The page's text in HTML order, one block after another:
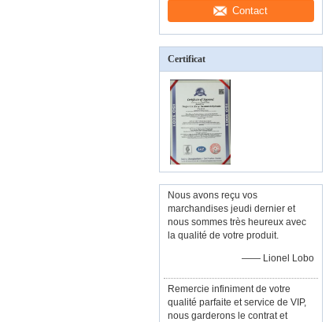
Contact
Certificat
Nous avons reçu vos
marchandises jeudi dernier et
nous sommes très heureux avec
la qualité de votre produit.
—— Lionel Lobo
Remercie infiniment de votre
qualité parfaite et service de VIP,
nous garderons le contrat et